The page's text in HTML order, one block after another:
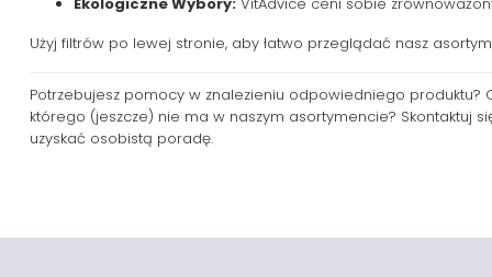
Ekologiczne Wybory: VitAdvice ceni sobie
Użyj filtrów po lewej stronie, aby łatwo przeglądać nasz
Potrzebujesz pomocy w znalezieniu odpowiedniego produktu?
którego (jeszcze) nie ma w naszym asortymencie? Skontaktuj
uzyskać osobistą poradę.